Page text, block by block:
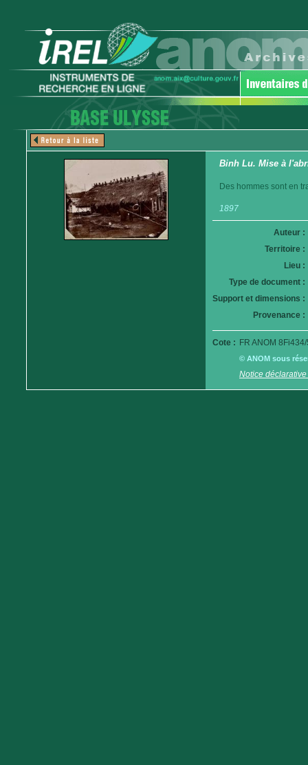
Binh Lu. Mise à
Des hommes sont en
1897
Auteur :
Territoire :
Lieu :
Type de document :
Support et dimensions :
Provenance :
Cote : FR ANOM
© ANOM sous
Notice